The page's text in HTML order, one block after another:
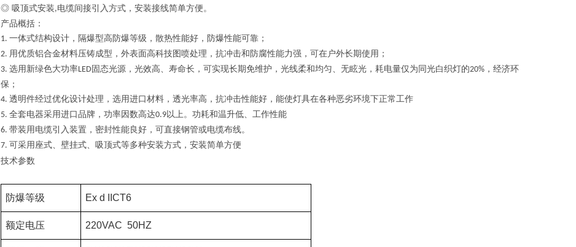
◎ 吸顶式安装,电缆间接引入方式，安装接线简单方便。
产品概括：
1. 一体式结构设计，隔爆型高防爆等级，散热性能好，防爆性能可靠；
2. 用优质铝合金材料压铸成型，外表面高科技图喷处理，抗冲击和防腐性能力强，可在户外长期使用；
3. 选用新绿色大功率LED固态光源，光效高、寿命长，可实现长期免维护，光线柔和均匀、无眩光，耗电量仅为同光白织灯的20% ，经济环
保；
4. 透明件经过优化设计处理，选用进口材料，透光率高，抗冲击性能好，能使灯具在各种恶劣环境下正常工作
5. 全套电器采用进口品牌，功率因数高达0.9以上。功耗和温升低、工作性能
6. 带装用电缆引入装置，密封性能良好，可直接钢管或电缆布线。
7. 可采用座式、壁挂式、吸顶式等多种安装方式，安装简单方便
技术参数
防爆等级 Ex d IICT6
额定电压 220VAC 50HZ